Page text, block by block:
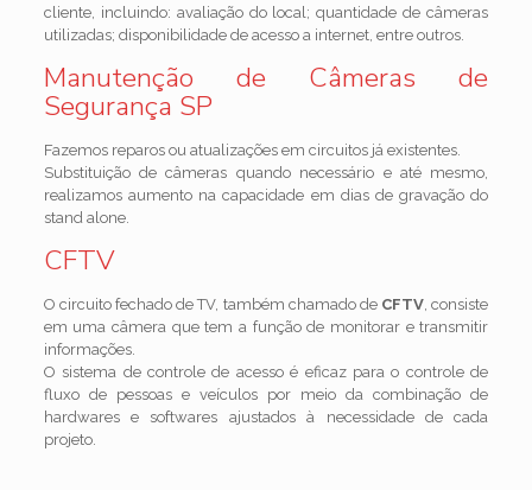
cliente, incluindo: avaliação do local; quantidade de câmeras
utilizadas; disponibilidade de acesso a internet, entre outros.
Manutenção de Câmeras de
Segurança SP
Fazemos reparos ou atualizações em circuitos já existentes.
Substituição de câmeras quando necessário e até mesmo,
realizamos aumento na capacidade em dias de gravação do
stand alone.
CFTV
O circuito fechado de TV, também chamado de CFTV , consiste
em uma câmera que tem a função de monitorar e transmitir
informações.
O sistema de controle de acesso é eficaz para o controle de
fluxo de pessoas e veículos por meio da combinação de
hardwares e softwares ajustados à necessidade de cada
projeto.